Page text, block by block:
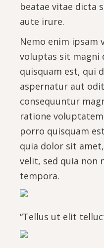
beatae vitae dicta
aute irure.
Nemo enim ipsam
voluptas sit magni
quisquam est, qui
aspernatur aut
consequuntur
ratione
porro quisquam
quia dolor sit
velit, sed quia non
tempora.
“Tellus ut elit